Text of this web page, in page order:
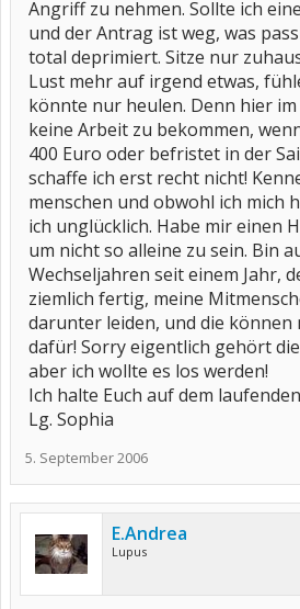
Angriff zu nehmen. Sollte ich
und der Antrag ist weg, was
total deprimiert. Sitze nur
Lust mehr auf irgend etwas,
könnte nur heulen. Denn hier
keine Arbeit zu bekommen,
400 Euro oder befristet in der
schaffe ich erst recht nicht!
menschen und obwohl ich mich
ich unglücklich. Habe mir einen
um nicht so alleine zu sein. Bin
Wechseljahren seit einem Jahr,
ziemlich fertig, meine
darunter leiden, und die können
dafür! Sorry eigentlich gehört
aber ich wollte es los werden!
Ich halte Euch auf dem laufenden
Lg. Sophia
5. September 2006
E.Andrea
Lupus